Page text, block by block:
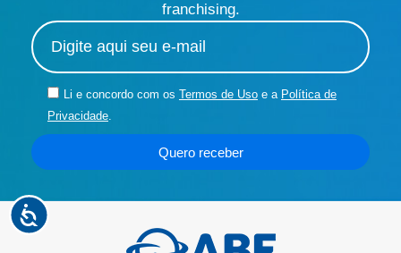
franchising.
Li e concordo com os Termos de Uso e a Política de
Privacidade.
Quero receber